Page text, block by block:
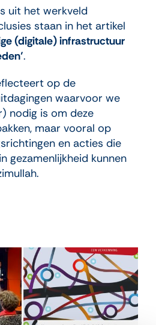
uit het werkveld
staan in het artikel
(digitale) infrastructuur
.
op de
waarvoor we
nodig is om deze
maar vooral op
en acties die
gezamenlijkheid kunnen